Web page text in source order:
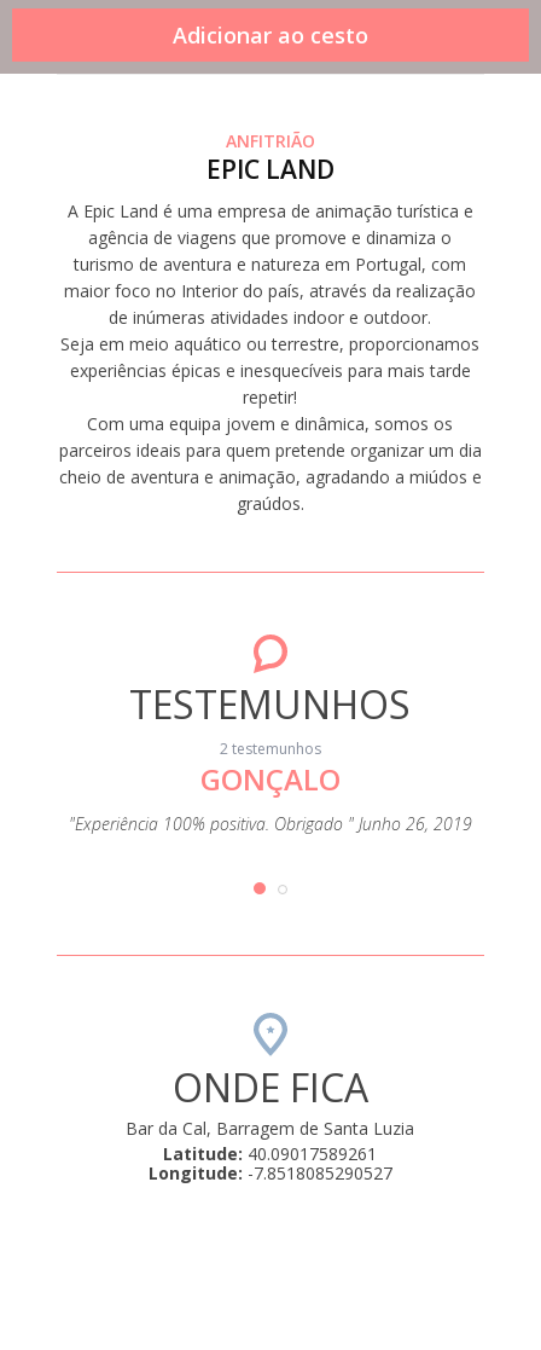
ANFITRIÃO
EPIC LAND
A Epic Land é uma empresa de animação turística e
agência de viagens que promove e dinamiza o
turismo de aventura e natureza em Portugal, com
maior foco no Interior do país, através da realização
de inúmeras atividades indoor e outdoor.
Seja em meio aquático ou terrestre, proporcionamos
experiências épicas e inesquecíveis para mais tarde
repetir!
Com uma equipa jovem e dinâmica, somos os
parceiros ideais para quem pretende organizar um dia
cheio de aventura e animação, agradando a miúdos e
graúdos.
TESTEMUNHOS
2 testemunhos
GONÇALO
"Experiência 100% positiva. Obrigado " Junho 26, 2019
ONDE FICA
Bar da Cal, Barragem de Santa Luzia
Latitude: 40.09017589261
Longitude: -7.8518085290527